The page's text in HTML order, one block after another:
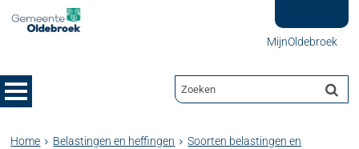
MijnOldebroek
Home Belastingen en heffingen
Soorten belastingen en